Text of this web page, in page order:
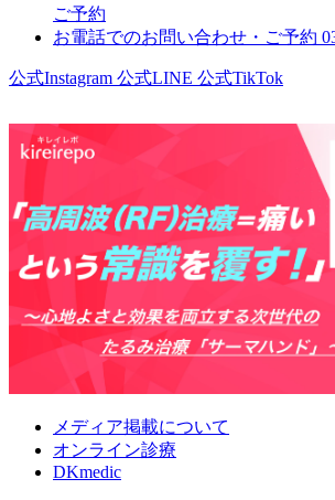
ご予約
お電話でのお問い合わせ・ご予約
公式Instagram 公式LINE 公式TikTok
メディア掲載について
オンライン診療
DKmedic